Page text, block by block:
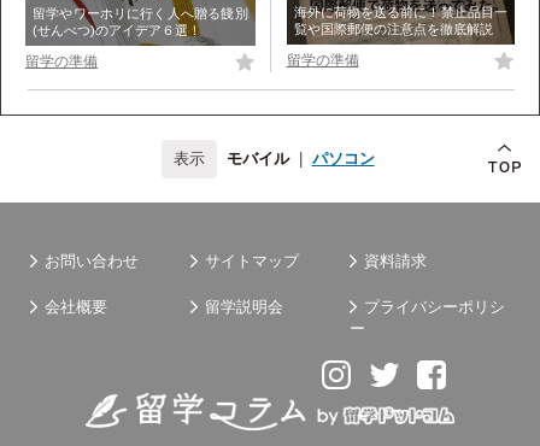
留学やワーホリに行く人へ贈る餞別
(せんべつ)のアイデア６選！
留学の準備
海外に荷物を送る前に！禁止品目一
覧や国際郵便の注意点を徹底解説
留学の準備
モバイル パソコン
お問い合わせ サイトマップ 資料請求
会社概要 留学説明会
プライバシーポリシ
ー